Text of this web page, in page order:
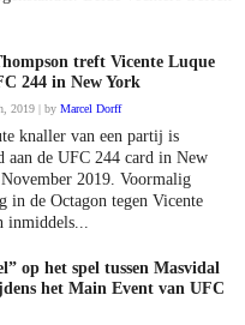
treft Vicente Luque
244 in New York
2019 | byMarcel Dorff
knaller van een partij is
aan de UFC 244 card in New
2019. Voormalig
in de Octagon tegen Vicente
inmiddels...
op het spel tussen Masvidal
het Main Event van UFC